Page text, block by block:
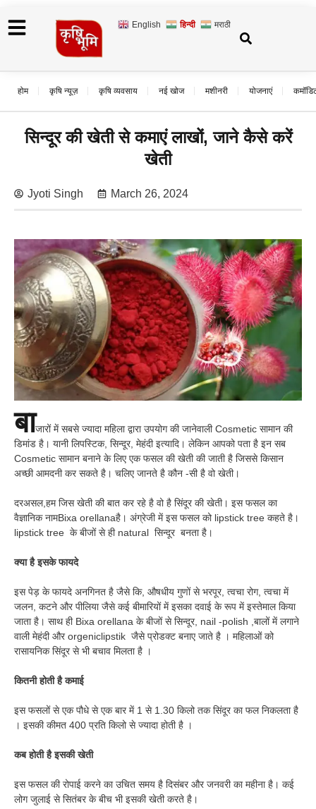
English हिन्दी मराठी
होम कृषि न्यूज़ कृषि व्यवसाय नई खोज मशीनरी योजनाएं
सिन्दूर की खेती से कमाएं लाखों, जाने कैसे करें
खेती
Jyoti Singh March 26, 2024
बाजारों में सबसे ज्यादा महिला द्वारा उपयोग की जानेवाली Cosmetic सामान की
डिमांड है। यानी लिपस्टिक, सिन्दूर, मेहंदी इत्यादि। लेकिन आपको पता है इन सब
Cosmetic सामान बनाने के लिए एक फसल की खेती की जाती है जिससे किसान
अच्छी आमदनी कर सकते है। चलिए जानते है कौन -सी है वो खेती।
दरअसल,हम जिस खेती की बात कर रहे है वो है सिंदूर की खेती। इस फसल का
वैज्ञानिक नामBixa orellanaहै। अंग्रेजी में इस फसल को lipstick tree कहते है।
lipstick tree के बीजों से ही natural सिन्दूर बनता है।
क्या है इसके फायदे
इस पेड़ के फायदे अनगिनत है जैसे कि, औषधीय गुणों से भरपूर, त्वचा रोग, त्वचा में
जलन, कटने और पीलिया जैसे कई बीमारियों में इसका दवाई के रूप में इस्तेमाल किया
जाता है। साथ ही Bixa orellana के बीजों से सिन्दूर, nail -polish ,बालों में लगाने
वाली मेहंदी औरorgeniclipstik जैसे प्रोडक्ट बनाए जाते है । महिलाओं को
रासायनिक सिंदूर से भी बचाव मिलता है ।
कितनी होती है कमाई
इस फसलों से एक पौधे से एक बार में 1 से 1.30 किलो तक सिंदूर का फल निकलता है
। इसकी कीमत 400 प्रति किलो से ज्यादा होती है ।
कब होती है इसकी खेती
इस फसल की रोपाई करने का उचित समय है दिसंबर और जनवरी का महीना है। कई
लोग जुलाई से सितंबर के बीच भी इसकी खेती करते है।